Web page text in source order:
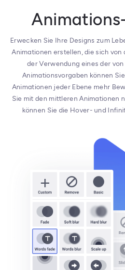
Erwecken Sie Ihre Designs zum
Animationen erstellen, die sich von
der Verwendung eines der
Animationsvorgaben können
Animationen jeder Ebene mehr
Sie mit den mittleren Animationen
können Sie die Hover- und